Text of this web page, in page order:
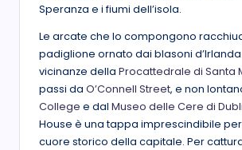
Speranza e i fiumi dell’isola.
Le arcate che lo compongono
padiglione ornato dai blasoni
vicinanze della Procattedrale di Santa
passi da O’Connell Street, e non
College e dal Museo delle Cere di
House è una tappa imprescindibile per
cuore storico della capitale. Per